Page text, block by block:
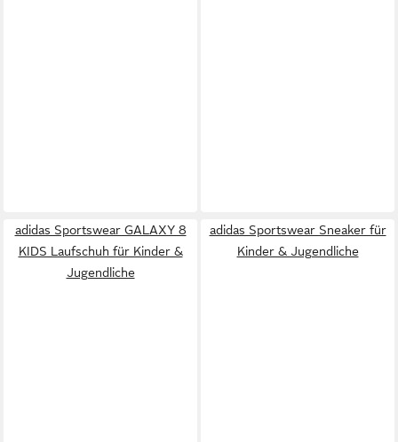
adidas Sportswear GALAXY 8
KIDS Laufschuh für Kinder &
Jugendliche
adidas Sportswear Sneaker für
Kinder & Jugendliche